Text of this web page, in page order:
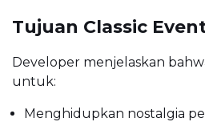
Tujuan Classic
Developer menjelaskan
untuk:
Menghidupkan nostalgia